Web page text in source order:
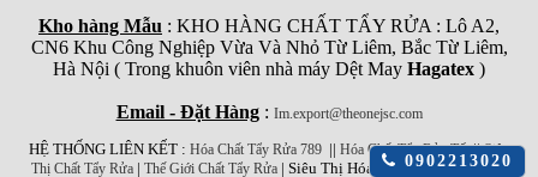
Click
0902213020
Kho hàng Mẫu : KHO HÀNG CHẤT TẨY RỬA : Lô A2,
CN6 Khu Công Nghiệp Vừa Và Nhỏ Từ Liêm, Bắc Từ Liêm,
Hà Nội ( Trong khuôn viên nhà máy Dệt May Hagatex )
Email - Đặt Hàng: Im.export@theonejsc.com
HỆ THỐNG LIÊN KẾT : Hóa Chất Tẩy Rửa 789 || Hóa Chất Tẩy Rửa Tốt||Siêu
Thị Chất Tẩy Rửa | Thế Giới Chất Tẩy Rửa | Siêu Thị Hóa Chất Công Nghiệp